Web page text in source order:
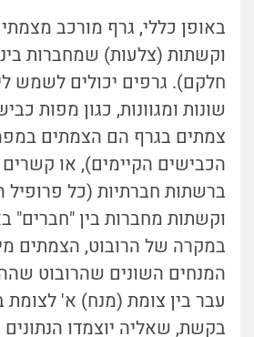
באופן כללי, גרף מורכב
וקשתות (צלעות) שמחברות
חלקם). גרפים יכולים לשמש
שונות ומגוונות, כגון מפות
צמתים בגרף הם הצמתים
הכבישים הקיימים), או קשרים
ברשתות חברתיות (כל פרופיל
וקשתות מחברות בין "חברים"
במקרה של הרובוט, הצמתים
המנחים השונים שהרובוט
עבר בין צומת (מנח) א' לצומת
בקשת, שאליה יוצמדו